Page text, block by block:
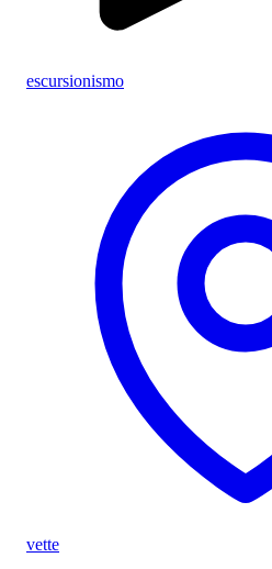
escursionismo
vette